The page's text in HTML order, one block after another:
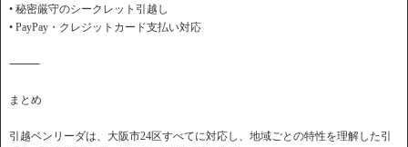
• 秘密厳守のシークレット引越し
• PayPay・クレジットカード支払い対応
⸻
まとめ
引越ベンリーダは、大阪市24区すべてに対応し、地域ごとの特性を理解した引